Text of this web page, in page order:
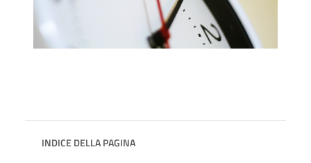
INDICE DELLA PAGINA